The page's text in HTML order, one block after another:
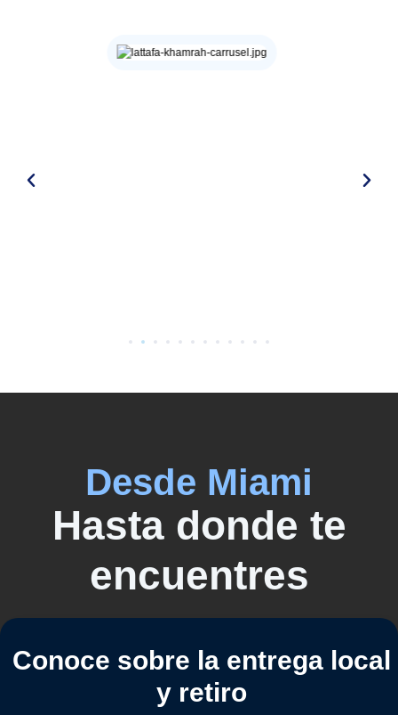
Desde Miami
Hasta donde te
encuentres
Conoce sobre la entrega local
y retiro